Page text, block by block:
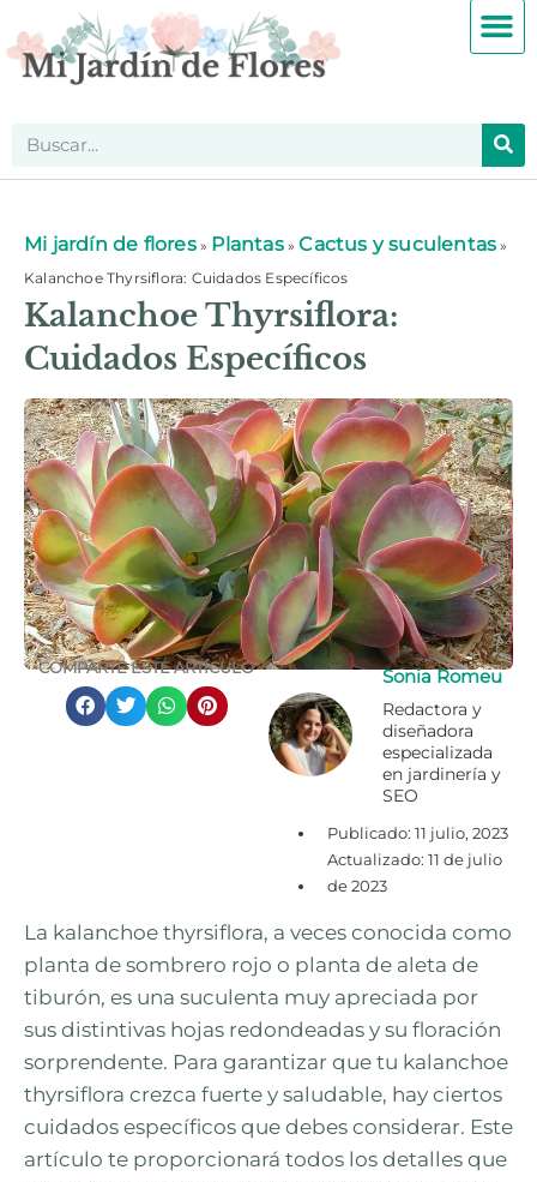
Mi jardín de flores» Plantas»Cactus y suculentas »
Kalanchoe Thyrsiflora: Cuidados Específicos
Kalanchoe Thyrsiflora:
Cuidados Específicos
Sonia Romeu
Redactora y
diseñadora
especializada
en jardinería y
SEO
Publicado: 11 julio, 2023
Actualizado: 11 de julio
de 2023
COMPARTE ESTE ARTÍCULO
La kalanchoe thyrsiflora, a veces conocida como
planta de sombrero rojo o planta de aleta de
tiburón, es una suculenta muy apreciada por
sus distintivas hojas redondeadas y su floración
sorprendente. Para garantizar que tu kalanchoe
thyrsiflora crezca fuerte y saludable, hay ciertos
cuidados específicos que debes considerar. Este
artículo te proporcionará todos los detalles que